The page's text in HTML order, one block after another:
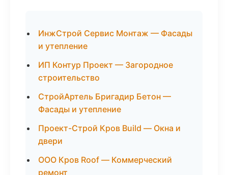
ИнжСтрой Сервис Монтаж — Фасады
и утепление
ИП Контур Проект — Загородное
строительство
СтройАртель Бригадир Бетон —
Фасады и утепление
Проект-Строй Кров Build — Окна и
двери
ООО Кров Roof — Коммерческий
ремонт